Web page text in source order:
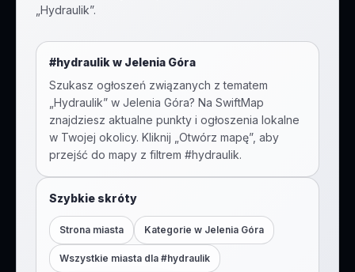
„Hydraulik”.
#hydraulikw Jelenia Góra
Szukasz ogłoszeń związanych z tematem
Hydraulik” w Jelenia Góra? Na SwiftMap
znajdziesz aktualne punkty i ogłoszenia lokalne
w Twojej okolicy. Kliknij „Otwórz mapę”, aby
przejść do mapy z filtrem #hydraulik.
Szybkie skróty
Strona miasta Kategorie w Jelenia Góra
Wszystkie miasta dla #hydraulik